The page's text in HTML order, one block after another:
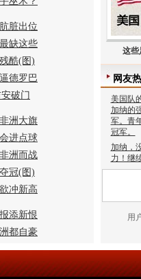
脏出位
缺这些
酷(图)
德罗巴
破门
洲大旗
进点球
洲而战
冠(图)
冲新高
添新恨
都自豪
这些
网友
美国队
加纳的
军。青
冠军。
加纳，
力！继
用